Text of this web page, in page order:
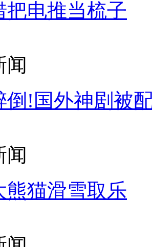
把电推当梳子
闻
倒!国外神剧被
闻
熊猫滑雪取乐